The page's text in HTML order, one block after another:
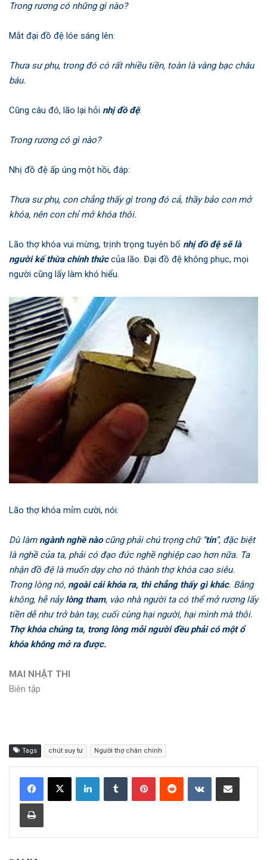
Trong rương có những gì nào?
Mắt đại đồ đệ lóe sáng lên:
Thưa sư phụ, trong đó có rất nhiều tiền, toàn là vàng bạc châu
báu.
Cũng câu đó, lão lại hỏi nhị đồ đệ:
Trong rương có gì nào?
Nhị đồ đệ ấp úng một hồi, đáp:
Thưa sư phụ, con chẳng thấy gì trong đó cả, thầy bảo con mở
khóa, nên con chỉ mở khóa thôi.
Lão thợ khóa vui mừng, trịnh trọng tuyên bố nhị đồ đệ sẽ là
người kế thừa chính thứccủa lão. Đại đồ đệ không phục, mọi
người cũng lấy làm khó hiểu.
Lão thợ khóa mỉm cười, nói:
Dù làm ngành nghề nàocũng phải chú trọng chữ “tín”, đặc biệt
là nghề của ta, phải có đạo đức nghề nghiệp cao hơn nữa. Ta
nhận đồ đệ là muốn dạy cho nó thành thợ khóa cao siêu.
Trong lòng nó, ngoài cái khóa ra, thì chẳng thấy gì khác. Bằng
không, hễ nảylòng tham, vào nhà người ta có thể mở rương lấy
tiền dễ như trở bàn tay, cuối cùng hại người, hại mình mà thôi.
Thợ khóa chúng ta, trong lòng mỗi người đều phải có một ổ
khóa không mở ra được.
MAI NHẬT THI
Biên tập
Tags chút suy tư Người thợ chân chính